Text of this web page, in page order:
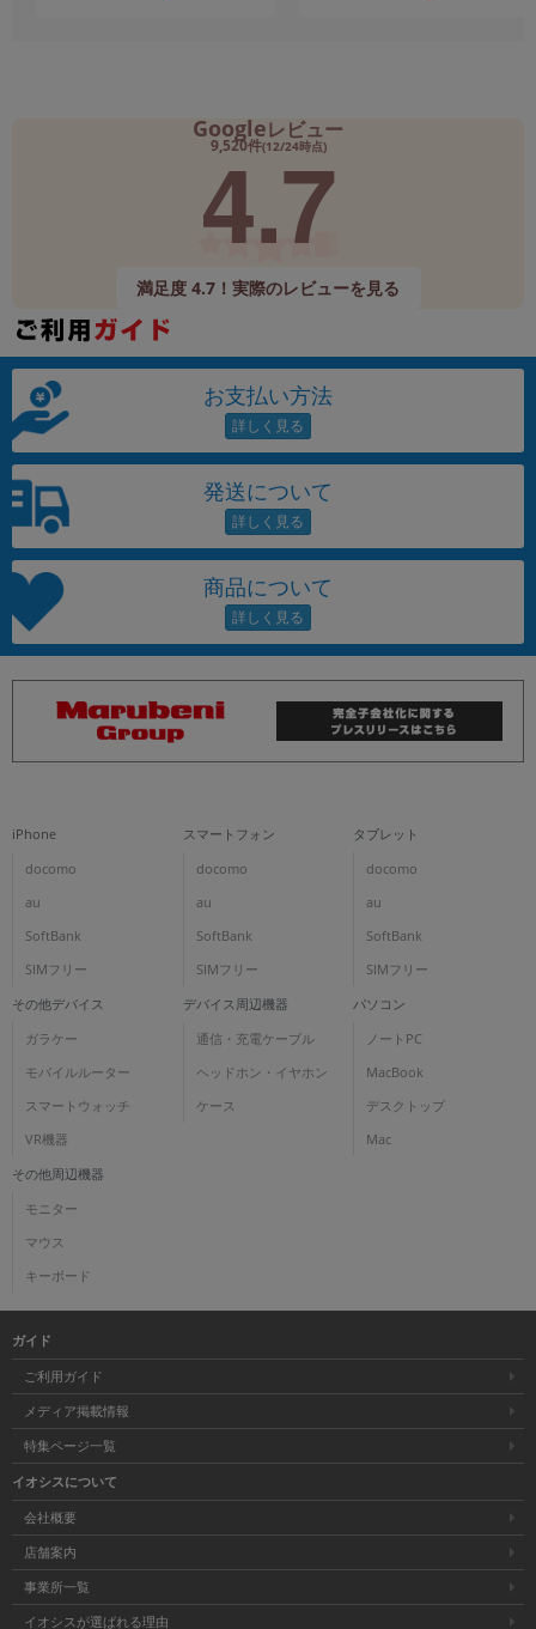
Googleレビュー
9,520件(12/24時点)
4.7
満足度 4.7！実際のレビューを見る
お支払い方法
発送について
商品について
iPhone
docomo
au
SoftBank
SIMフリー
スマートフォン
docomo
au
SoftBank
SIMフリー
タブレット
docomo
au
SoftBank
SIMフリー
その他デバイス
ガラケー
モバイルルーター
スマートウォッチ
VR機器
デバイス周辺機器
通信・充電ケーブル
ヘッドホン・イヤホン
ケース
パソコン
ノートPC
MacBook
デスクトップ
Mac
その他周辺機器
モニター
マウス
キーボード
ガイド
ご利用ガイド
メディア掲載情報
特集ページ一覧
イオシスについて
会社概要
店舗案内
事業所一覧
イオシスが選ばれる理由